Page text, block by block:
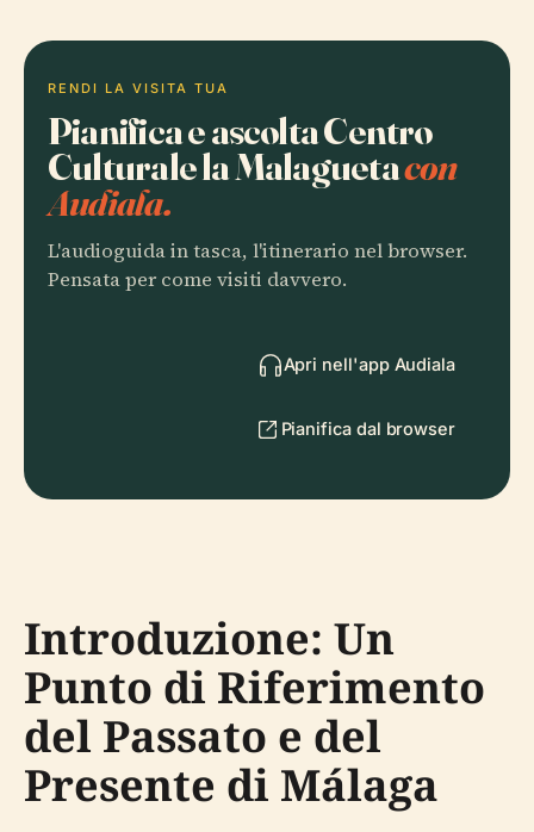
RENDI LA VISITA TUA
Pianifica e ascolta Centro
Culturale la Malaguetacon
Audiala.
L'audioguida in tasca, l'itinerario nel browser.
Pensata per come visiti davvero.
Apri nell'app Audiala
Pianifica dal browser
Introduzione: Un
Punto di Riferimento
del Passato e del
Presente di Málaga